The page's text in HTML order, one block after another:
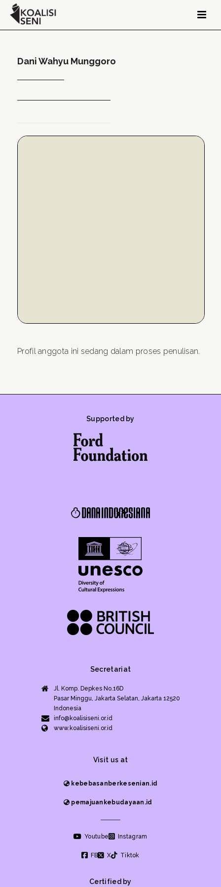
Dani Wahyu Munggoro
Profil anggota ini sedang dalam proses penulisan.
Supported by
Secretariat
Jl. Komp. Depkes No.16D
Pasar Minggu, Jakarta Selatan, Jakarta 12520
Indonesia
info@koalisiseni.or.id
www.koalisiseni.or.id
Visit us at
kebebasanberkesenian.id
pemajuankebudayaan.id
Youtube Instagram
FB X Tiktok
Certified by